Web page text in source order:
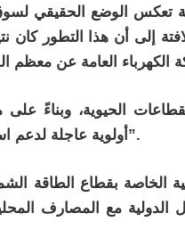
تعكس الوضع الحقيقي لسوق
إلى أن هذا التطور كان
الحيوية، وبناءً
أولوية عاجلة لدعم استخدام الطاقة الشمسية الكهروضوئية فيها”.
الخاصة بقطاع الطاقة
مع المصارف